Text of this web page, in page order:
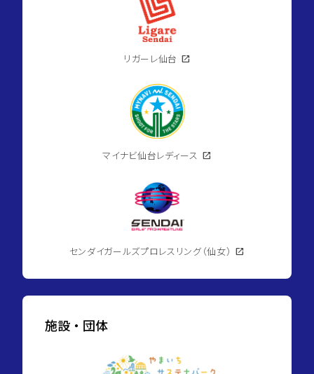
リガーレ仙台 open_in_new
マイナビ仙台レディース open_in_new
センダイガールズプロレスリング（仙女） open_in_new
施設・団体